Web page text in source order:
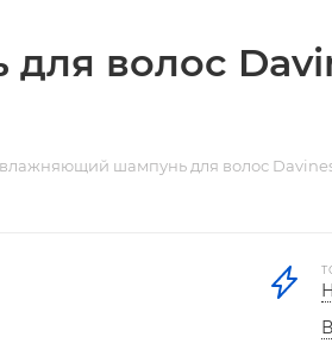
волос
шампунь для волос